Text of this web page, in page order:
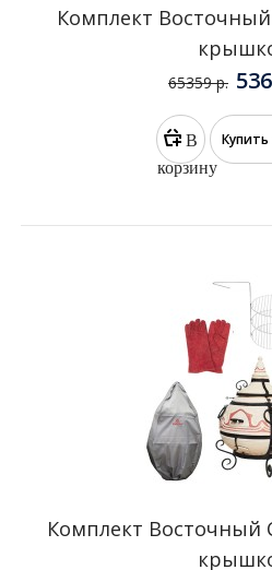
Комплект Восточный
65359 р.
В
корзину
Купить